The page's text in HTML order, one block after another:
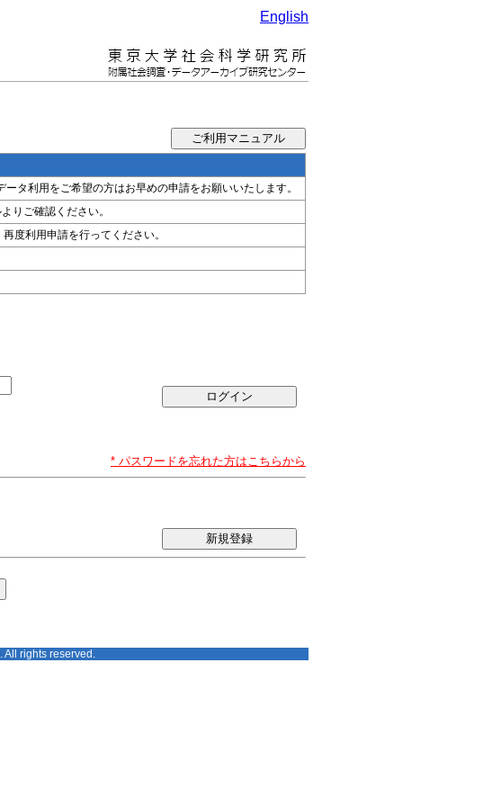
English
タ利用をご希望の方はお早めの申請をお願いいたします。
りご確認ください。
度利用申請を行ってください。
* パスワードを忘れた方はこちらから
新規登録
All rights reserved.